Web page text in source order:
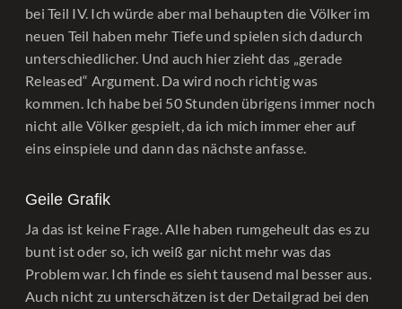
bei Teil IV. Ich würde aber mal behaupten die Völker im
neuen Teil haben mehr Tiefe und spielen sich dadurch
unterschiedlicher. Und auch hier zieht das „gerade
Released“ Argument. Da wird noch richtig was
kommen. Ich habe bei 50 Stunden übrigens immer noch
nicht alle Völker gespielt, da ich mich immer eher auf
eins einspiele und dann das nächste anfasse.
Geile Grafik
Ja das ist keine Frage. Alle haben rumgeheult das es zu
bunt ist oder so, ich weiß gar nicht mehr was das
Problem war. Ich finde es sieht tausend mal besser aus.
Auch nicht zu unterschätzen ist der Detailgrad bei den